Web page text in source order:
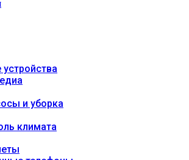
и уборка
климата